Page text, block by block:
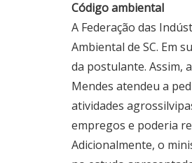
Código ambiental
A Federação das
Ambiental de SC. Em
da postulante. Assim,
Mendes atendeu a
atividades
empregos e poderia
Adicionalmente, o